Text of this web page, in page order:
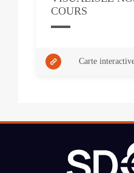
COURS
Carte